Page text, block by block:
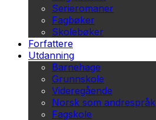
Serieromaner
Fagbøker
Skolebøker
Forfattere
Utdanning
Barnehage
Grunnskole
Videregående
Norsk som andrespråk
Fagskole